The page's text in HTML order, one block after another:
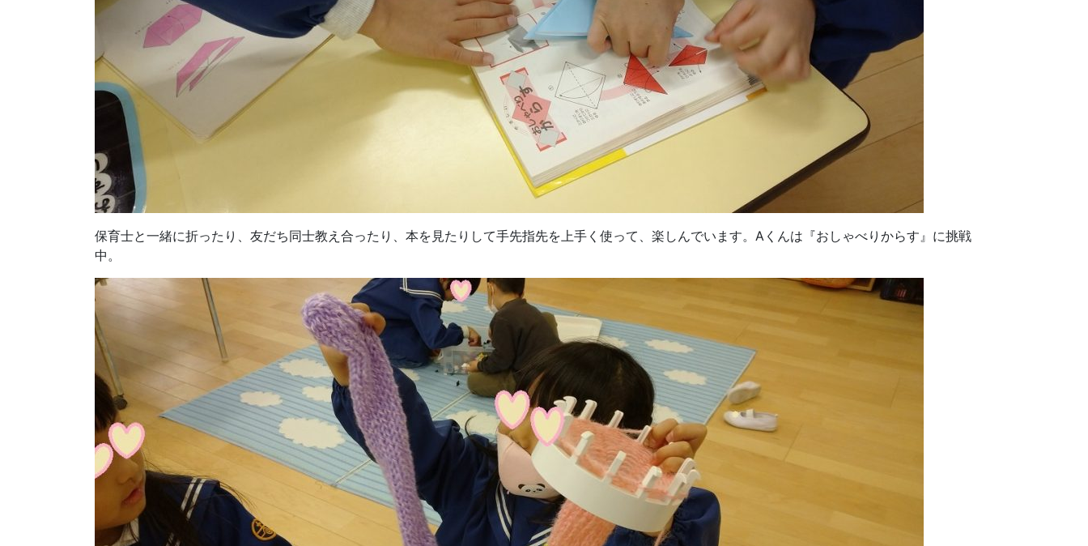
保育士と一緒に折ったり、友だち同士教え合ったり、本を見たりして手先指先を上手く使って、楽しんでいます。Aくんは『おしゃべりからす』に挑戦
中。